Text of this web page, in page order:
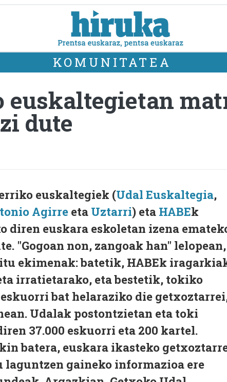
KOMUNITATEA
euskaltegietan
dute
euskaltegiek (Udal Euskaltegia,
Agirre eta Uztarri) eta HABEk
diren euskara eskoletan izena
"Gogoan non, zangoak han" lelopean,
ekimenak: batetik, HABEk
irratietarako, eta bestetik, tokiko
bat helaraziko die
Udalak postontzietan eta toki
37.000 eskuorri eta 200 kartel.
batera, euskara ikasteko
gaineko informazioa ere